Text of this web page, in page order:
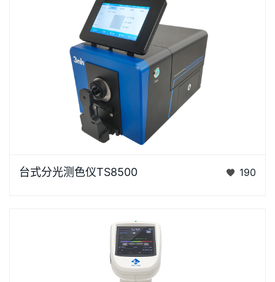
研发的分光测色仪，采用双阵列CMOS图像感应器具有
台式分光测色仪TS8500 190